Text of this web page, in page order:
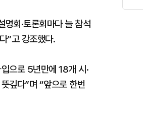
회·토론회마다 늘 참석
”고 강조했다.
으로 5년만에 18개 시·
깊다”며 “앞으로 한번